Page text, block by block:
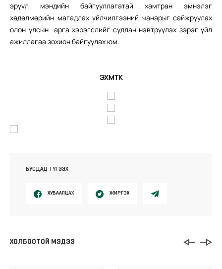
эрүүл мэндийн байгууллагатай хамтран эмнэлэг
хөдөлмөрийн магадлах үйлчилгээний чанарыг сайжруулах
олон улсын арга хэрэгслийг судлан нэвтрүүлэх зэрэг үйл
ажиллагаа зохион байгуулах юм.
ЭХМТК
БУСДАД ТҮГЭЭХ
ХУВААЛЦАХ ЖИРГЭХ
ХОЛБООТОЙ МЭДЭЭ